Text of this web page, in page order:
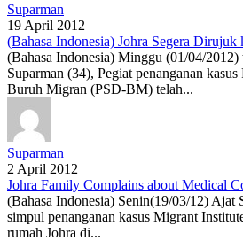
Suparman
19 April 2012
(Bahasa Indonesia) Johra Segera
(Bahasa Indonesia) Minggu (01/04/
Suparman (34), Pegiat penanganan
Buruh Migran (PSD-BM) telah...
Suparman
2 April 2012
Johra Family Complains about Medical
(Bahasa Indonesia) Senin(19/03/12) Ajat
simpul penanganan kasus Migrant
rumah Johra di...